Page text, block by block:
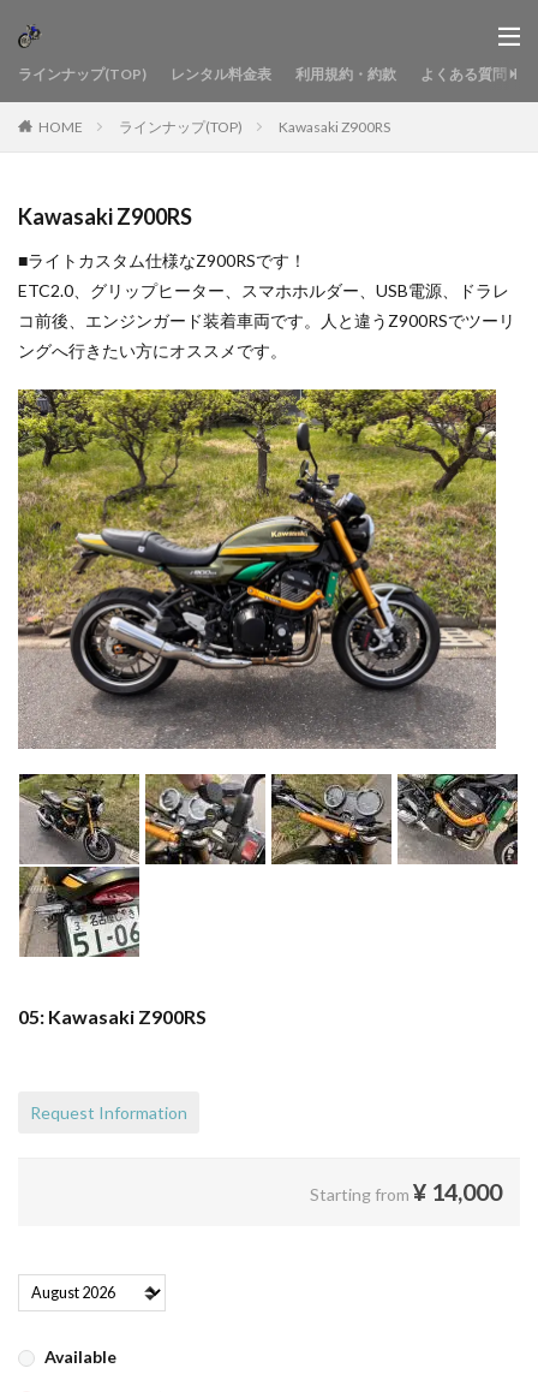
ラインナップ(TOP) レンタル料金表 利用規約・約款 よくある質問
HOME ラインナップ(TOP) Kawasaki Z900RS
Kawasaki Z900RS
■ライトカスタム仕様なZ900RSです！
ETC2.0、グリップヒーター、スマホホルダー、USB電源、ドラレ
コ前後、エンジンガード装着車両です。人と違うZ900RSでツーリ
ングへ行きたい方にオススメです。
05: Kawasaki Z900RS
Request Information
Starting from ¥ 14,000
Available